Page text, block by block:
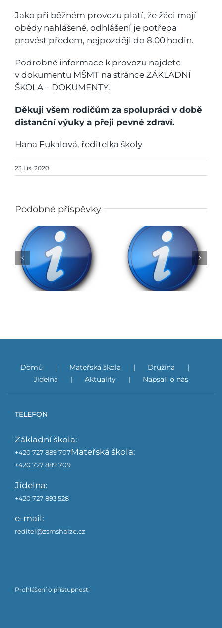
Jako při běžném provozu platí, že žáci mají
obědy nahlášené, odhlášení je potřeba
provést předem, nejpozději do 8.00 hodin.
Podrobné informace k provozu najdete
v dokumentu MŠMT na stránce ZÁKLADNÍ
ŠKOLA – DOKUMENTY.
Děkuji všem rodičům za spolupráci v době
distanční výuky a přeji pevné zdraví.
Hana Fukalová, ředitelka školy
23.Lis, 2020
Podobné příspěvky
Rozhodnutí o přijetí
do ZŠ na školní rok
2026/2027
Obědy do škol
Domů Mateřská škola
Družina
Jídelna
Aktuality Napsali o nás
TELEFON
Základní škola:
+420 727 889 707Mateřská škola:
+420 727 889 709
Jídelna:
+420 727 893 528
e-mail:
reditel@zsmshalze.cz
Prohlášení o přístupnosti